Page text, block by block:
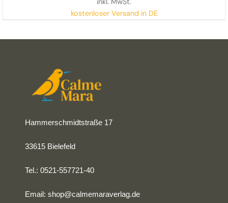
kostenloser Versand in DE
Hammerschmidtstraße 17
33615 Bielefeld
Tel.: 0521-557721-40
Email:shop@calmemaraverlag.de